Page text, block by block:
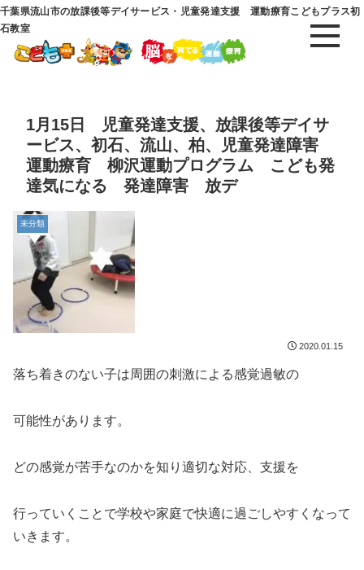
千葉県流山市の放課後等デイサービス・児童発達支援 運動療育こどもプラス初
石教室
1月15日 児童発達支援、放課後等デイサ
ービス、初石、流山、柏、児童発達障害
運動療育 柳沢運動プログラム こども発
達気になる 発達障害 放デ
未分類
2020.01.15
落ち着きのない子は周囲の刺激による感覚過敏の
可能性があります。
どの感覚が苦手なのかを知り適切な対応、支援を
行っていくことで学校や家庭で快適に過ごしやすくなって
いきます。